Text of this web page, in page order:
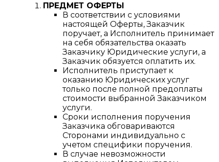
ПРЕДМЕТ ОФЕРТЫ
В соответствии с условиями
настоящей Оферты, Заказчик
поручает, а Исполнитель принимает
на себя обязательства оказать
Заказчику Юридические услуги, а
Заказчик обязуется оплатить их.
Исполнитель приступает к
оказанию Юридических услуг
только после полной предоплаты
стоимости выбранной Заказчиком
услуги.
Сроки исполнения поручения
Заказчика обговариваются
Сторонами индивидуально с
учетом специфики поручения.
В случае невозможности